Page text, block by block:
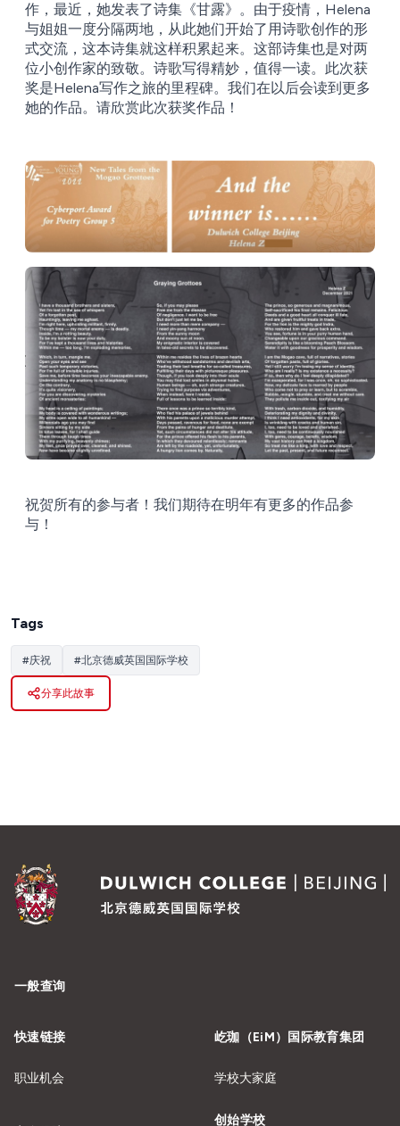
作，最近，她发表了诗集《甘露》。由于疫情，Helena
与姐姐一度分隔两地，从此她们开始了用诗歌创作的形
式交流，这本诗集就这样积累起来。这部诗集也是对两
位小创作家的致敬。诗歌写得精妙，值得一读。此次获
奖是Helena写作之旅的里程碑。我们在以后会读到更多
她的作品。请欣赏此次获奖作品！
祝贺所有的参与者！我们期待在明年有更多的作品参
与！
Tags
#庆祝 #北京德威英国国际学校
分享此故事
一般查询
快速链接
职业机会
屹珈（EiM）国际教育集团
学校大家庭
创始学校